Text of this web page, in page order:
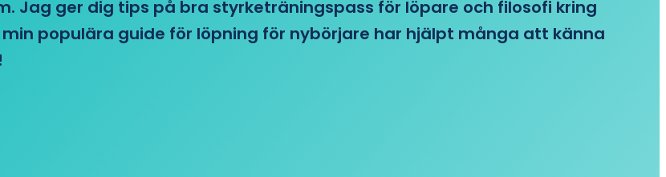
Jag ger dig tips på bra styrketräningspass för löpare och filosofi kring
populära guide för löpning för nybörjare har hjälpt många att känna